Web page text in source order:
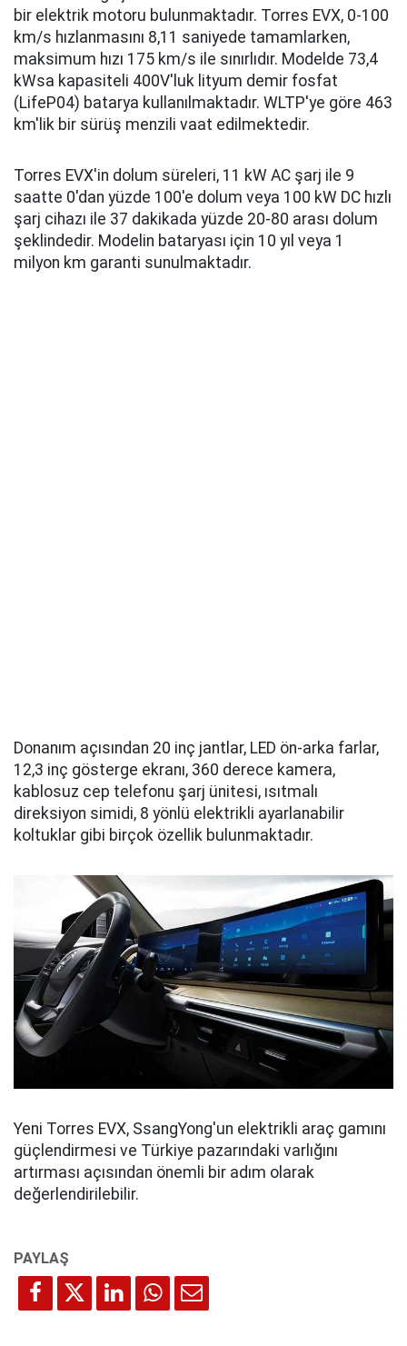
bir elektrik motoru bulunmaktadır. Torres EVX, 0-100
km/s hızlanmasını 8,11 saniyede tamamlarken,
maksimum hızı 175 km/s ile sınırlıdır. Modelde 73,4
kWsa kapasiteli 400V'luk lityum demir fosfat
(LifeP04) batarya kullanılmaktadır. WLTP'ye göre 463
km'lik bir sürüş menzili vaat edilmektedir.
Torres EVX'in dolum süreleri, 11 kW AC şarj ile 9
saatte 0'dan yüzde 100'e dolum veya 100 kW DC hızlı
şarj cihazı ile 37 dakikada yüzde 20-80 arası dolum
şeklindedir. Modelin bataryası için 10 yıl veya 1
milyon km garanti sunulmaktadır.
Donanım açısından 20 inç jantlar, LED ön-arka farlar,
12,3 inç gösterge ekranı, 360 derece kamera,
kablosuz cep telefonu şarj ünitesi, ısıtmalı
direksiyon simidi, 8 yönlü elektrikli ayarlanabilir
koltuklar gibi birçok özellik bulunmaktadır.
Yeni Torres EVX, SsangYong'un elektrikli araç gamını
güçlendirmesi ve Türkiye pazarındaki varlığını
artırması açısından önemli bir adım olarak
değerlendirilebilir.